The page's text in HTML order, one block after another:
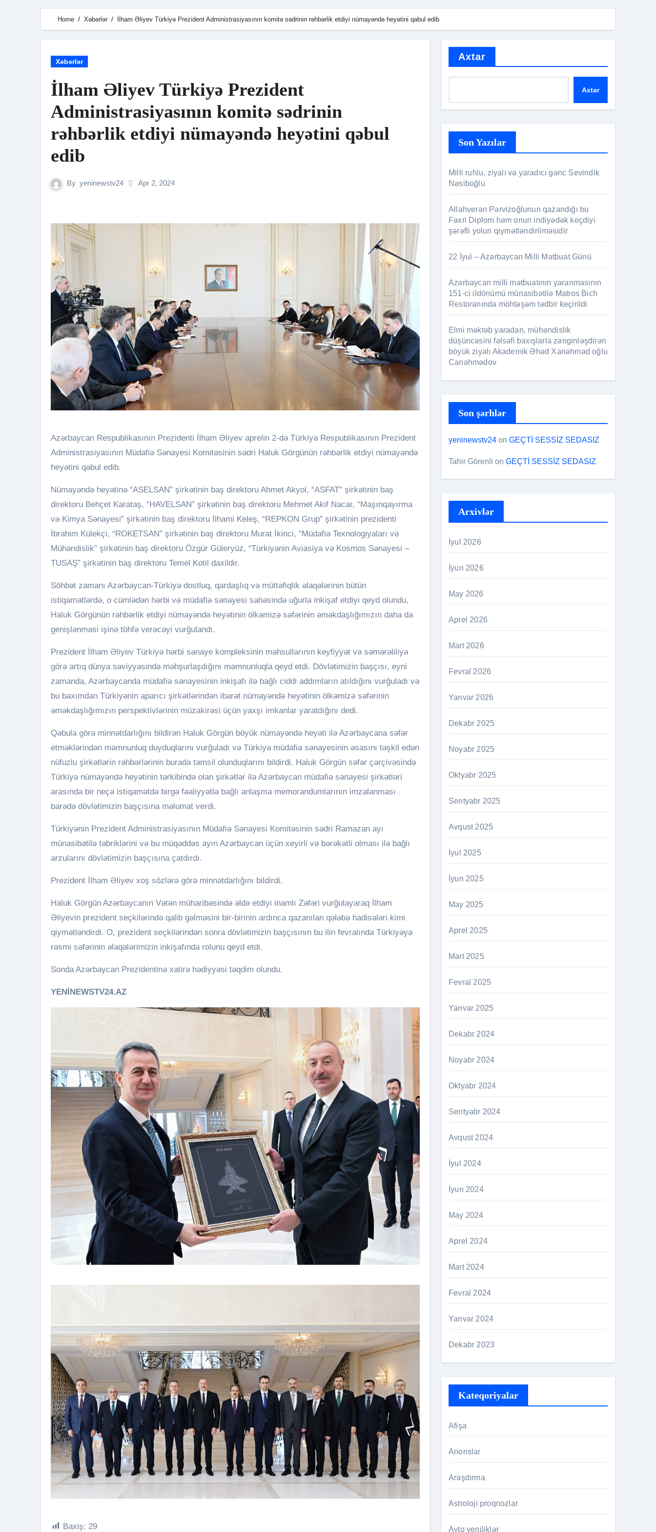
Home Xəbərlər İlham Əliyev Türkiyə Prezident Administrasiyasının komitə sədrinin rəhbərlik etdiyi nümayəndə heyətini qəbul edib
Xəbərlər
İlham Əliyev Türkiyə Prezident
Administrasiyasının komitə sədrinin
rəhbərlik etdiyi nümayəndə heyətini qəbul
edib
By yeninewstv24 Apr 2, 2024
Azərbaycan Respublikasının Prezidenti İlham Əliyev aprelin 2-də Türkiyə Respublikasının Prezident
Administrasiyasının Müdafiə Sənayesi Komitəsinin sədri Haluk Görgünün rəhbərlik etdiyi nümayəndə
heyətini qəbul edib.
Nümayəndə heyətinə “ASELSAN” şirkətinin baş direktoru Ahmet Akyol, “ASFAT” şirkətinin baş
direktoru Behçet Karataş, “HAVELSAN” şirkətinin baş direktoru Mehmet Akif Nacar, “Maşınqayırma
və Kimya Sənayesi” şirkətinin baş direktoru İlhami Keleş, “REPKON Grup” şirkətinin prezidenti
İbrahim Külekçi, “ROKETSAN” şirkətinin baş direktoru Murat İkinci, “Müdafiə Texnologiyaları və
Mühəndislik” şirkətinin baş direktoru Özgür Güleryüz, “Türkiyənin Aviasiya və Kosmos Sənayesi –
TUSAŞ” şirkətinin baş direktoru Temel Kotil daxildir.
Söhbət zamanı Azərbaycan-Türkiyə dostluq, qardaşlıq və müttəfiqlik əlaqələrinin bütün
istiqamətlərdə, o cümlədən hərbi və müdafiə sənayesi sahəsində uğurla inkişaf etdiyi qeyd olundu,
Haluk Görgünün rəhbərlik etdiyi nümayəndə heyətinin ölkəmizə səfərinin əməkdaşlığımızın daha da
genişlənməsi işinə töhfə verəcəyi vurğulandı.
Prezident İlham Əliyev Türkiyə hərbi sənaye kompleksinin məhsullarının keyfiyyət və səmərəliliyə
görə artıq dünya səviyyəsində məhşurlaşdığını məmnunluqla qeyd etdi. Dövlətimizin başçısı, eyni
zamanda, Azərbaycanda müdafiə sənayesinin inkişafı ilə bağlı ciddi addımların atıldığını vurğuladı və
bu baxımdan Türkiyənin aparıcı şirkətlərindən ibarət nümayəndə heyətinin ölkəmizə səfərinin
əməkdaşlığımızın perspektivlərinin müzakirəsi üçün yaxşı imkanlar yaratdığını dedi.
Qəbula görə minnətdarlığını bildirən Haluk Görgün böyük nümayəndə heyəti ilə Azərbaycana səfər
etməklərindən məmnunluq duyduqlarını vurğuladı və Türkiyə müdafiə sənayesinin əsasını təşkil edən
nüfuzlu şirkətlərin rəhbərlərinin burada təmsil olunduqlarını bildirdi. Haluk Görgün səfər çərçivəsində
Türkiyə nümayəndə heyətinin tərkibində olan şirkətlər ilə Azərbaycan müdafiə sənayesi şirkətləri
arasında bir neçə istiqamətdə birgə fəaliyyətlə bağlı anlaşma memorandumlarının imzalanması
barədə dövlətimizin başçısına məlumat verdi.
Türkiyənin Prezident Administrasiyasının Müdafiə Sənayesi Komitəsinin sədri Ramazan ayı
münasibətilə təbriklərini və bu müqəddəs ayın Azərbaycan üçün xeyirli və bərəkətli olması ilə bağlı
arzularını dövlətimizin başçısına çatdırdı.
Prezident İlham Əliyev xoş sözlərə görə minnətdarlığını bildirdi.
Haluk Görgün Azərbaycanın Vətən müharibəsində əldə etdiyi inamlı Zəfəri vurğulayaraq İlham
Əliyevin prezident seçkilərində qalib gəlməsini bir-birinin ardınca qazanılan qələbə hadisələri kimi
qiymətləndirdi. O, prezident seçkilərindən sonra dövlətimizin başçısının bu ilin fevralında Türkiyəyə
rəsmi səfərinin əlaqələrimizin inkişafında rolunu qeyd etdi.
Sonda Azərbaycan Prezidentinə xatirə hədiyyəsi təqdim olundu.
YENİNEWSTV24.AZ
Baxiş: 29
Axtar
Axtar
Son Yazılar
Milli ruhlu, ziyalı və yaradıcı gənc Sevindik
Nəsiboğlu
Allahverən Pərvizoğlunun qazandığı bu
Fəxri Diplom həm onun indiyədək keçdiyi
şərəfli yolun qiymətləndirilməsidir
22 İyul – Azərbaycan Milli Mətbuat Günü
Azərbaycan milli mətbuatının yaranmasının
151-ci ildönümü münasibətilə Matros Bich
Restoranında möhtəşəm tədbir keçirildi
Elmi məktəb yaradan, mühəndislik
düşüncəsini fəlsəfi baxışlarla zənginləşdirən
böyük ziyalı Akademik Əhəd Xanəhməd oğlu
Canəhmədov
Son şərhlər
yeninewstv24 on GEÇTİ SESSİZ SEDASIZ
Tahir Görenli on GEÇTİ SESSİZ SEDASIZ
Arxivlər
İyul 2026
İyun 2026
May 2026
Aprel 2026
Mart 2026
Fevral 2026
Yanvar 2026
Dekabr 2025
Noyabr 2025
Oktyabr 2025
Sentyabr 2025
Avqust 2025
İyul 2025
İyun 2025
May 2025
Aprel 2025
Mart 2025
Fevral 2025
Yanvar 2025
Dekabr 2024
Noyabr 2024
Oktyabr 2024
Sentyabr 2024
Avqust 2024
İyul 2024
İyun 2024
May 2024
Aprel 2024
Mart 2024
Fevral 2024
Yanvar 2024
Dekabr 2023
Kateqoriyalar
Afişa
Anonslar
Araşdırma
Astroloji proqnozlar
Avto yeniliklər